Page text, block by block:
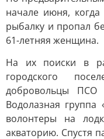
начале июня, когда
рыбалку и пропал
61-летняя женщина.
На их поиски в
городского
добровольцы ПСО
Водолазная
волонтеры на
акваторию. Спустя